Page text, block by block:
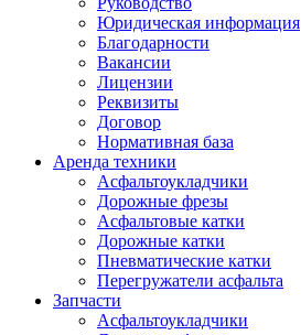
Юридическая информация
Благодарности
Вакансии
Лицензии
Реквизиты
Договор
Нормативная база
Аренда техники
Асфальтоукладчики
Дорожные фрезы
Асфальтовые катки
Дорожные катки
Пневматические катки
Перегружатели асфальта
Запчасти
Асфальтоукладчики